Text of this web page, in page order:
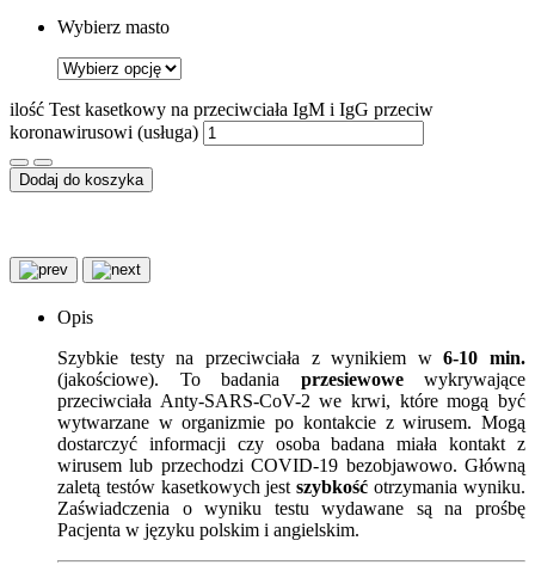
Wybierz masto
ilość Test kasetkowy na przeciwciała IgM i IgG przeciw
koronawirusowi (usługa)
Dodaj do koszyka
Opis
Szybkie testy na przeciwciała z wynikiem w6-10 min.
(jakościowe). To badania przesiewowewykrywające
przeciwciała Anty-SARS-CoV-2 we krwi, które mogą być
wytwarzane w organizmie po kontakcie z wirusem. Mogą
dostarczyć informacji czy osoba badana miała kontakt z
wirusem lub przechodzi COVID-19 bezobjawowo. Główną
zaletą testów kasetkowych jestszybkość otrzymania wyniku.
Zaświadczenia o wyniku testu wydawane są na prośbę
Pacjenta w języku polskim i angielskim.